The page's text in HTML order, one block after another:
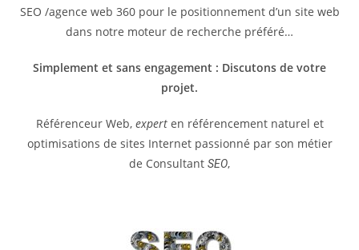
SEO /agence web 360 pour le positionnement d’un site web
dans notre moteur de recherche préféré…
Simplement et sans engagement : Discutons de votre
projet.
Référenceur Web, experten référencement naturel et
optimisations de sites Internet passionné par son métier
de Consultant SEO,